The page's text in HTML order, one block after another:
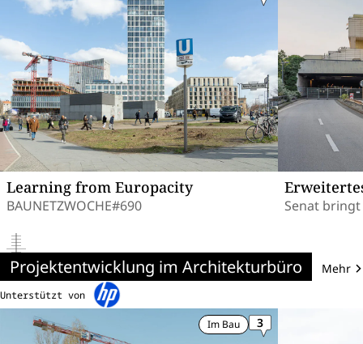
Learning from Europacity
BAUNETZWOCHE#690 Senat bringt
Projektentwicklung im Architekturbüro Mehr
Unterstützt von
Im Bau 3